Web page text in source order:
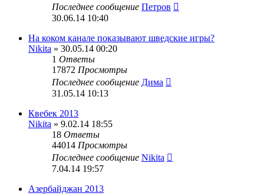
Последнее сообщение Петров
30.06.14 10:40
На коком канале показывают шведские игры?
Nikita » 30.05.14 00:20
1 Ответы
17872 Просмотры
Последнее сообщение Дима
31.05.14 10:13
Квебек 2013
Nikita » 9.02.14 18:55
18 Ответы
44014 Просмотры
Последнее сообщение Nikita
7.04.14 19:57
Азербайджан 2013